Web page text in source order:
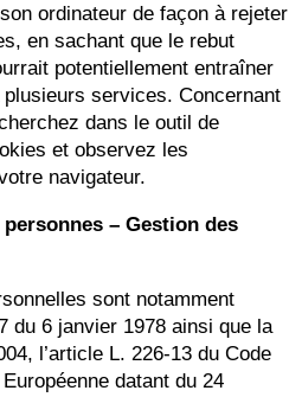
ordinateur de façon à rejeter
en sachant que le rebut
potentiellement entraîner
plusieurs services. Concernant
dans le outil de
et observez les
navigateur.
– Gestion des
sont notamment
du 6 janvier 1978 ainsi que la
l’article L. 226-13 du Code
datant du 24